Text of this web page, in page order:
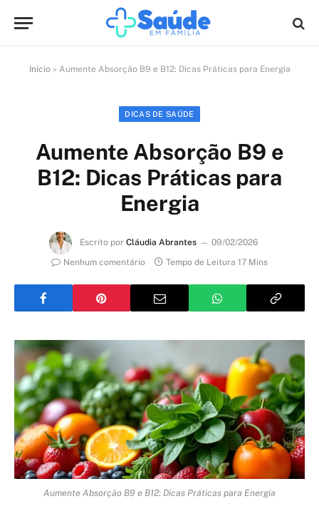
Início » Aumente Absorção B9 e B12: Dicas Práticas para Energia
DICAS DE SAÚDE
Aumente Absorção B9 e
B12: Dicas Práticas para
Energia
Escrito por Cláudia Abrantes
09/02/2026
Nenhum comentário
Tempo de Leitura 17 Mins
Aumente Absorção B9 e B12: Dicas Práticas para Energia